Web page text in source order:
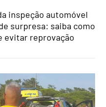
inspeção automóvel
surpresa: saiba como
evitar reprovação